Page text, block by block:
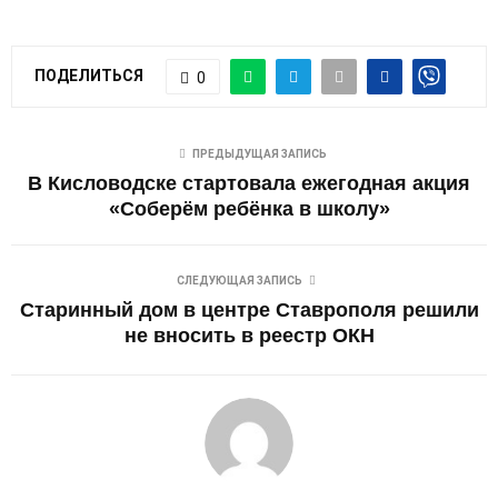
ПОДЕЛИТЬСЯ 0
ПРЕДЫДУЩАЯ ЗАПИСЬ
В Кисловодске стартовала ежегодная акция
«Соберём ребёнка в школу»
СЛЕДУЮЩАЯ ЗАПИСЬ
Старинный дом в центре Ставрополя решили
не вносить в реестр ОКН